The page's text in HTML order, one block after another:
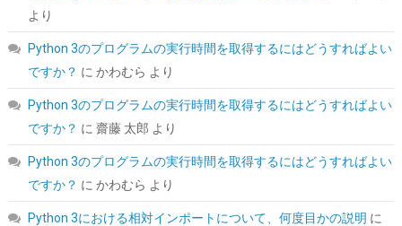
Amazon限定 キオクシア 内蔵SSD 1TB PCIe Gen4×4 NVMe M.2
2280 読込7,200M SSD-CK1.0N4B/R
( 54520) GBP 158.64
こちら
より
Python 3のプログラムの実行時間を取得するにはどうすればよい
ですか？ に かわむら より
Python 3のプログラムの実行時間を取得するにはどうすればよい
ですか？ に 齋藤 太郎 より
Python 3のプログラムの実行時間を取得するにはどうすればよい
ですか？ に かわむら より
Python 3における相対インポートについて、何度目かの説明 に